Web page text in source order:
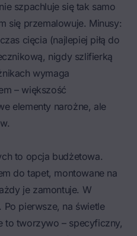
szpachluje się tak samo
się przemalowuje. Minusy:
cięcia (najlepiej piłą do
nigdy szlifierką
wymaga
– większość
elementy narożne, ale
to opcja budżetowa.
do tapet, montowane na
je zamontuje. W
pierwsze, na świetle
to tworzywo – specyficzny,